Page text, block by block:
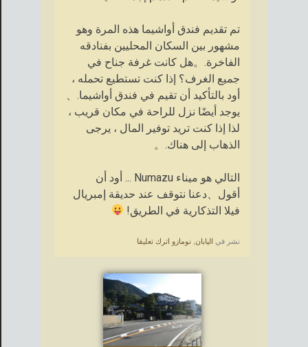
تم تقديم فندق أواشيما هذه المرة وهو
مشهور بين السكان المحليين بفنادقه
الفاخرة.。هل كانت غرفة جناح في
جميع الغرف؟ إذا كنت تستطيع تحمله ،
أود بالتأكيد أن تقيم في فندق أواشيما.、
يوجد أيضًا نزل للراحة في مكان قريب ،
لذا إذا كنت تريد توفير المال ، يرجى
الذهاب إلى هناك.。
التالي هو ميناء Numazu ... أود أن
أقول、دعنا نتوقف عند حديقة إمبريال
فيلا التذكارية في الطريق!
نشر في اليابان نومازو اترك تعليقا